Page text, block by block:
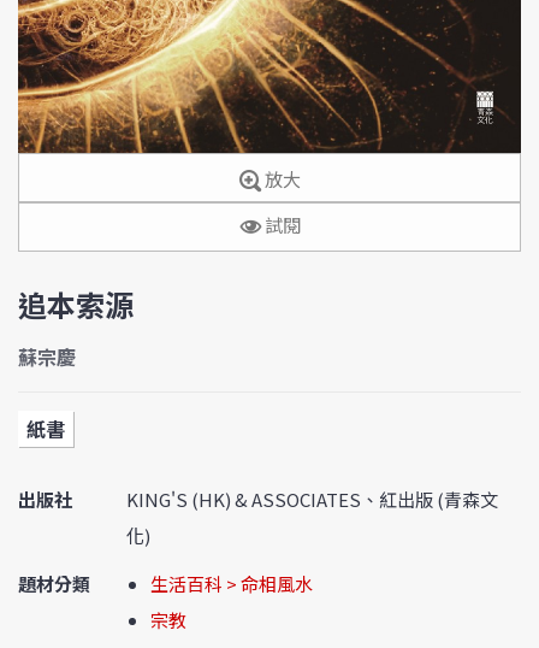
放大
試閱
追本索源
蘇宗慶
紙書
出版社
KING'S (HK) & ASSOCIATES、紅出版 (青森文
化)
題材分類
生活百科 > 命相風水
宗教